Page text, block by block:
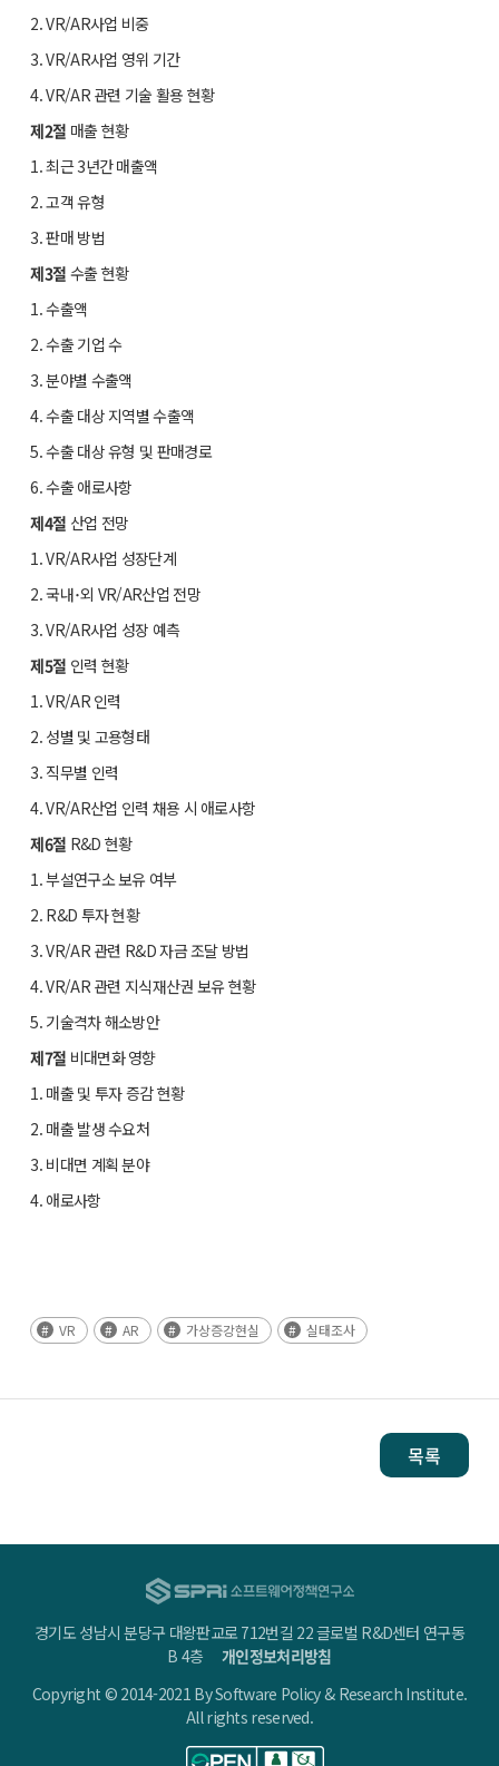
2. VR/AR사업 비중
3. VR/AR사업 영위 기간
4. VR/AR 관련 기술 활용 현황
제2절 매출 현황
1. 최근 3년간 매출액
2. 고객 유형
3. 판매 방법
제3절 수출 현황
1. 수출액
2. 수출 기업 수
3. 분야별 수출액
4. 수출 대상 지역별 수출액
5. 수출 대상 유형 및 판매경로
6. 수출 애로사항
제4절 산업 전망
1. VR/AR사업 성장단계
2. 국내･외 VR/AR산업 전망
3. VR/AR사업 성장 예측
제5절 인력 현황
1. VR/AR 인력
2. 성별 및 고용형태
3. 직무별 인력
4. VR/AR산업 인력 채용 시 애로사항
제6절 R&D 현황
1. 부설연구소 보유 여부
2. R&D 투자 현황
3. VR/AR 관련 R&D 자금 조달 방법
4. VR/AR 관련 지식재산권 보유 현황
5. 기술격차 해소방안
제7절 비대면화 영향
1. 매출 및 투자 증감 현황
2. 매출 발생 수요처
3. 비대면 계획 분야
4. 애로사항
VR AR 가상증강현실 실태조사
목록
경기도 성남시 분당구 대왕판교로 712번길 22 글로벌 R&D센터 연구동
B 4층개인정보처리방침
Copyright © 2014-2021 By Software Policy & Research Institute.
All rights reserved.